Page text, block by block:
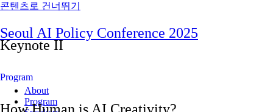
콘텐츠로 건너뛰기
Seoul AI Policy Conference 2025
About
Program
Keynote II
Program
How Human is AI Creativity?